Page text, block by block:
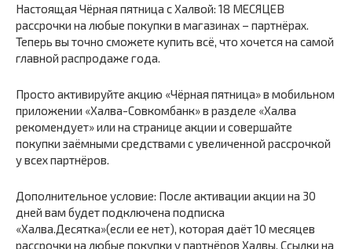
Настоящая Чёрная пятница с Халвой: 18 МЕСЯЦЕВ
рассрочки на любые покупки в магазинах – партнёрах.
Теперь вы точно сможете купить всё, что хочется на самой
главной распродаже года.
Просто активируйте акцию «Чёрная пятница» в мобильном
приложении «Халва-Совкомбанк» в разделе «Халва
рекомендует» или на странице акции и совершайте
покупки заёмными средствами с увеличенной рассрочкой
у всех партнёров.
Дополнительное условие: После активации акции на 30
дней вам будет подключена подписка
«Халва.Десятка»(если ее нет), которая даёт 10 месяцев
рассрочки на любые покупки у партнёров Халвы. Ссылки на